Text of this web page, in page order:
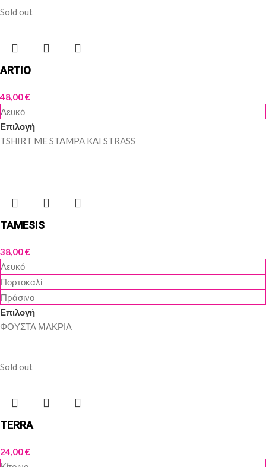
Sold out
ARTIO
48,00€
Λευκό
Επιλογή
TSHIRT ME STAMPA KAI STRASS
TAMESIS
38,00€
Λευκό
Πορτοκαλί
Πράσινο
Επιλογή
ΦΟΥΣΤΑ ΜΑΚΡΙΑ
Sold out
TERRA
24,00€